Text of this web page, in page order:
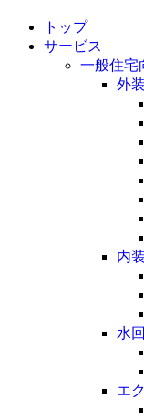
トップ
サービス
一般住宅
外装
内装
水
エ